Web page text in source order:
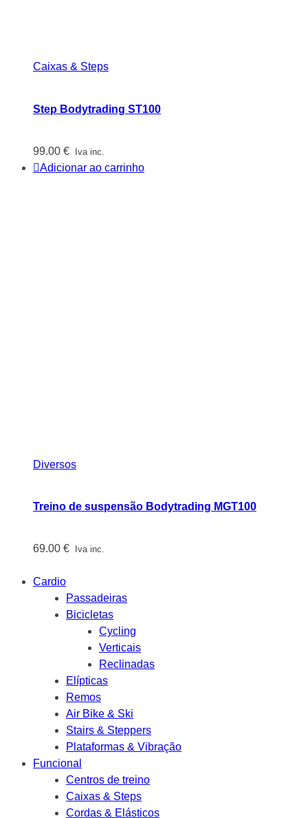
Caixas & Steps
Step Bodytrading ST100
99.00 € Iva inc.
Adicionar ao carrinho
Diversos
Treino de suspensão Bodytrading MGT100
69.00 € Iva inc.
Cardio
Passadeiras
Bicicletas
Cycling
Verticais
Reclinadas
Elípticas
Remos
Air Bike & Ski
Stairs & Steppers
Plataformas & Vibração
Funcional
Centros de treino
Caixas & Steps
Cordas & Elásticos